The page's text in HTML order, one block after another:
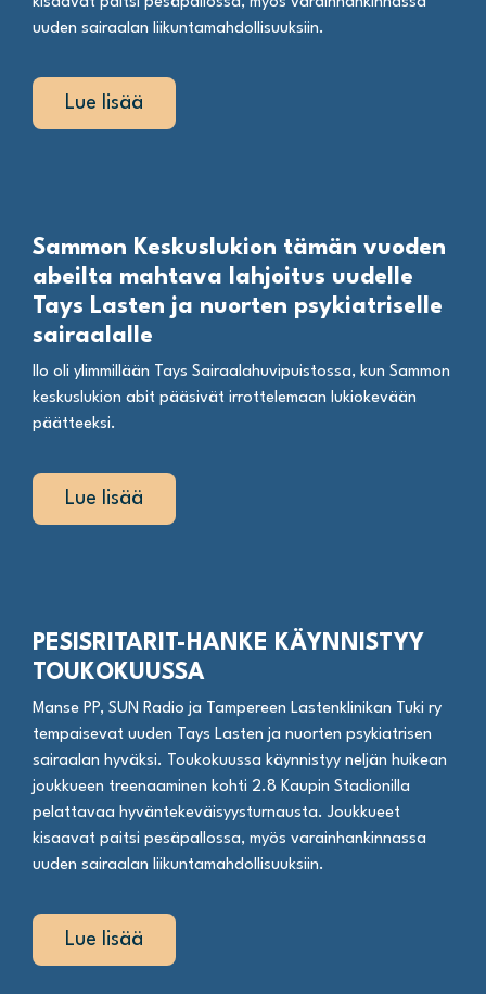
uuden sairaalan liikuntamahdollisuuksiin.
Lue lisää
Sammon Keskuslukion tämän vuoden
abeilta mahtava lahjoitus uudelle
Tays Lasten ja nuorten psykiatriselle
sairaalalle
Ilo oli ylimmillään Tays Sairaalahuvipuistossa, kun Sammon
keskuslukion abit pääsivät irrottelemaan lukiokevään
päätteeksi.
Lue lisää
PESISRITARIT-HANKE KÄYNNISTYY
TOUKOKUUSSA
Manse PP, SUN Radio ja Tampereen Lastenklinikan Tuki ry
tempaisevat uuden Tays Lasten ja nuorten psykiatrisen
sairaalan hyväksi. Toukokuussa käynnistyy neljän huikean
joukkueen treenaaminen kohti 2.8 Kaupin Stadionilla
pelattavaa hyväntekeväisyysturnausta. Joukkueet
kisaavat paitsi pesäpallossa, myös varainhankinnassa
uuden sairaalan liikuntamahdollisuuksiin.
Lue lisää